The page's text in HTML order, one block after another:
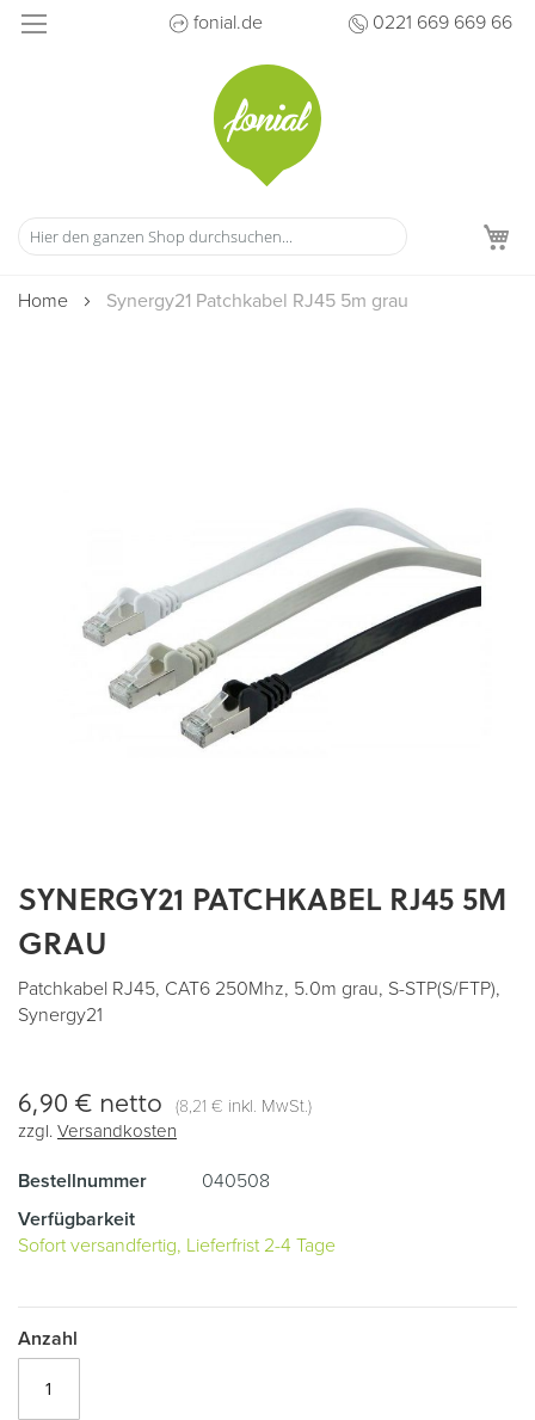
Direkt
fonial.de 0221 669 669 66
Home Synergy21 Patchkabel RJ45 5m grau
Zum
Anfang
der
springen
SYNERGY21 PATCHKABEL RJ45 5M
GRAU
Patchkabel RJ45, CAT6 250Mhz, 5.0m grau, S-STP(S/FTP),
Synergy21
6,90 € netto (8,21 € inkl. MwSt.)
zzgl. Versandkosten
Bestellnummer
040508
Verfügbarkeit
Sofort versandfertig, Lieferfrist 2-4 Tage
Anzahl